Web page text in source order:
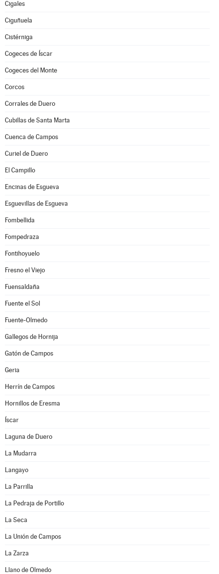
Cigales
Ciguñuela
Cistérniga
Cogeces de Íscar
Cogeces del Monte
Corcos
Corrales de Duero
Cubillas de Santa Marta
Cuenca de Campos
Curiel de Duero
El Campillo
Encinas de Esgueva
Esguevillas de Esgueva
Fombellida
Fompedraza
Fontihoyuelo
Fresno el Viejo
Fuensaldaña
Fuente el Sol
Fuente-Olmedo
Gallegos de Hornija
Gatón de Campos
Geria
Herrín de Campos
Hornillos de Eresma
Íscar
Laguna de Duero
La Mudarra
Langayo
La Parrilla
La Pedraja de Portillo
La Seca
La Unión de Campos
La Zarza
Llano de Olmedo